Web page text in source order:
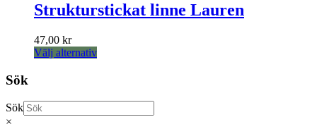
Strukturstickat linne Lauren
47,00 kr
Välj alternativDen
flera
varianter.
Sök
Sök
×